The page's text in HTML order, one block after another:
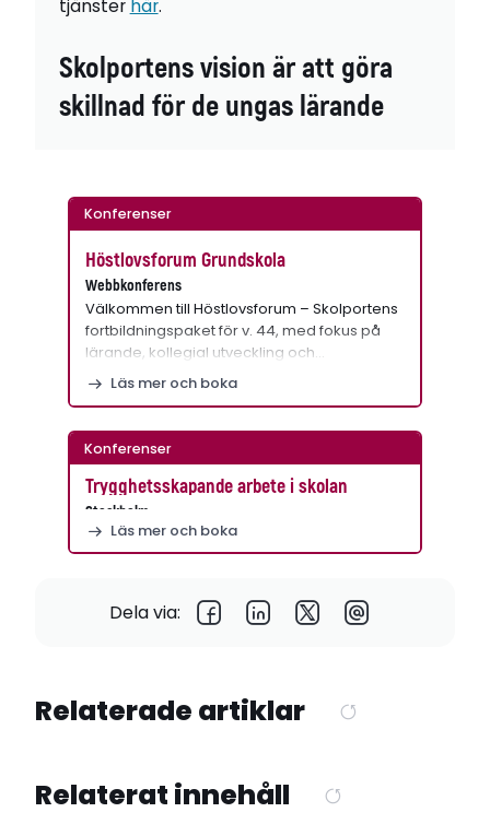
tjänster här.
Skolportens vision är att göra
skillnad för de ungas lärande
Konferenser
Höstlovsforum Grundskola
Webbkonferens
Välkommen till Höstlovsforum – Skolportens
fortbildningspaket för v. 44, med fokus på
lärande, kollegial utveckling och…
Läs mer och boka
Konferenser
Trygghetsskapande arbete i skolan
Stockholm
Läs mer och boka
Dela via:
Relaterade artiklar
Relaterat innehåll